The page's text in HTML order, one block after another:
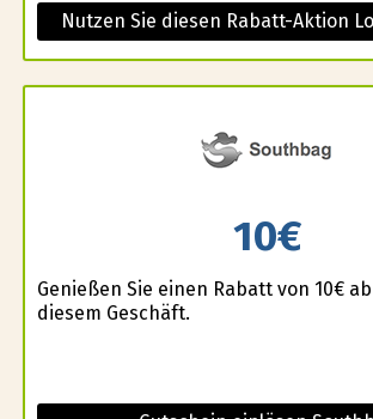
Nutzen Sie diesen Rabatt-Aktion
10€
Genießen Sie einen Rabatt von 10€
diesem Geschäft.